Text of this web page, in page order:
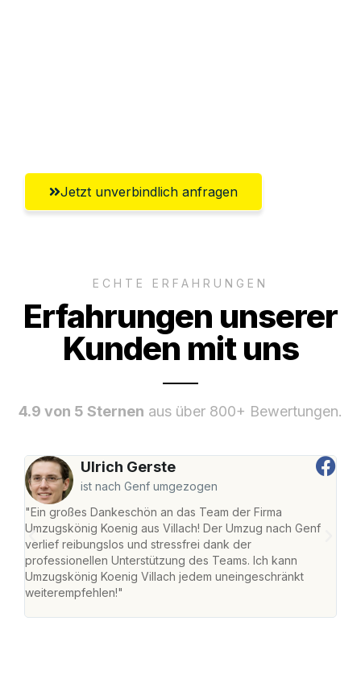
Jetzt unverbindlich anfragen
ECHTE ERFAHRUNGEN
Erfahrungen unserer
Kunden mit uns
4.9 von 5 Sternen aus über 800+ Bewertungen.
Ulrich Gerste
ist nach Genf umgezogen
"Ein großes Dankeschön an das Team der Firma
Umzugskönig Koenig aus Villach! Der Umzug nach Genf
verlief reibungslos und stressfrei dank der
professionellen Unterstützung des Teams. Ich kann
Umzugskönig Koenig Villach jedem uneingeschränkt
weiterempfehlen!"